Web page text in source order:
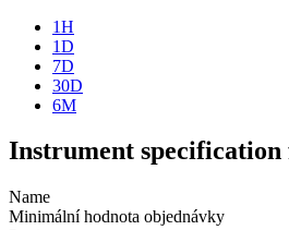
1H
1D
7D
30D
6M
Instrument specification
Name
Minimální hodnota objednávky